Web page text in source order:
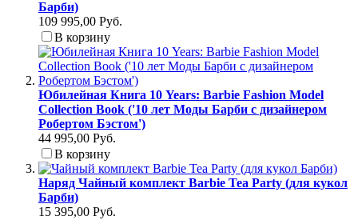
Барби)
109 995,00 Руб.
В корзину
Юбилейная Книга 10 Years: Barbie Fashion Model
Collection Book ('10 лет Моды Барби с дизайнером
Робертом Бэстом')
44 995,00 Руб.
В корзину
Наряд Чайный комплект Barbie Tea Party (для кукол
Барби)
15 395,00 Руб.